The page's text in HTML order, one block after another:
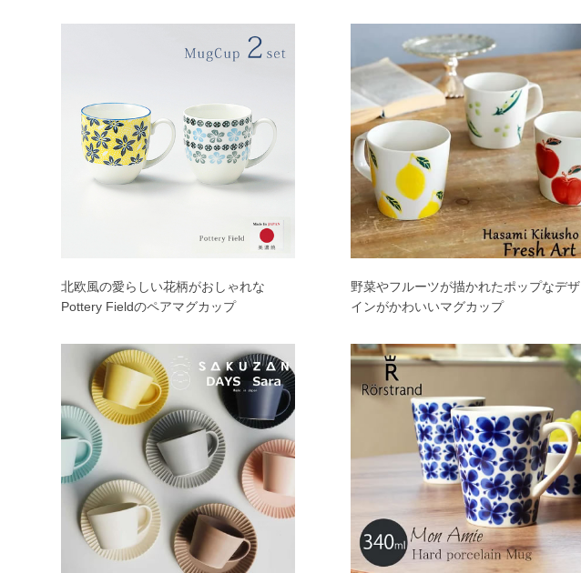
北欧風の愛らしい花柄がおしゃれな
Pottery Fieldのペアマグカップ
野菜やフルーツが描かれたポップなデザ
インがかわいいマグカップ